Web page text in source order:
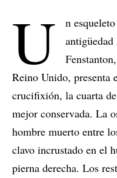
U
n
Reino Unido, presenta
crucifixión, la cuarta
mejor conservada. La
hombre muerto entre
clavo incrustado en el
pierna derecha. Los